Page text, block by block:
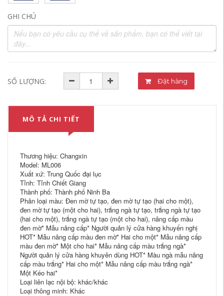
GHI CHÚ
SỐ LƯỢNG: Đặt hàng
MÔ TẢ CHI TIẾT
Thương hiệu: Changxin
Model: ML006
Xuất xứ: Trung Quốc đại lục
Tỉnh: Tỉnh Chiết Giang
Thành phố: Thành phố Ninh Ba
Phân loại màu: Đen mờ tự tạo, đen mờ tự tạo (hai cho một),
đen mờ tự tạo (một cho hai), trắng ngà tự tạo, trắng ngà tự tạo
(hai cho một), trắng ngà tự tạo (một cho hai), nâng cấp màu
đen mờ* Mẫu nâng cấp* Người quản lý cửa hàng khuyến nghị
HOT* Mẫu nâng cấp màu đen mờ* Hai cho một* Mẫu nâng cấp
màu đen mờ* Một cho hai* Mẫu nâng cấp màu trắng ngà*
Người quản lý cửa hàng khuyên dùng HOT* Màu ngà mẫu nâng
cấp màu trắng* Hai cho một* Mẫu nâng cấp màu trắng ngà*
Một Kéo hai*
Loại liên lạc nội bộ: khác/khác
Loại thông minh: Khác